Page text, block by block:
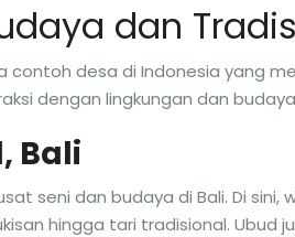
dan
contoh desa di Indonesia yang
dengan lingkungan dan
Bali
seni dan budaya di Bali. Di
hingga tari tradisional. Ubud